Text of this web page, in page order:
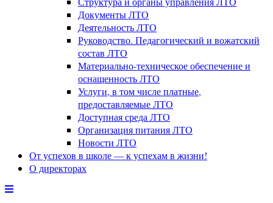
Документы ЛТО
Деятельность ЛТО
Руководство. Педагогический и вожатский
состав ЛТО
Материально-техническое обеспечение и
оснащенность ЛТО
Услуги, в том числе платные,
предоставляемые ЛТО
Доступная среда ЛТО
Организация питания ЛТО
Новости ЛТО
От успехов в школе — к успехам в жизни!
О директорах